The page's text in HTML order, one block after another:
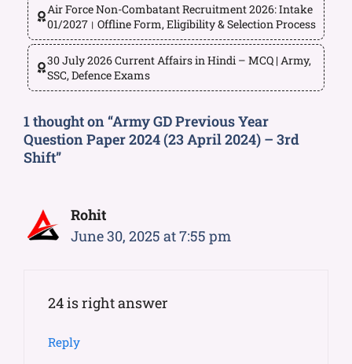
Air Force Non-Combatant Recruitment 2026: Intake
01/2027। Offline Form, Eligibility & Selection Process
30 July 2026 Current Affairs in Hindi – MCQ | Army,
SSC, Defence Exams
1 thought on “Army GD Previous Year
Question Paper 2024 (23 April 2024) – 3rd
Shift”
Rohit
June 30, 2025 at 7:55 pm
24 is right answer
Reply